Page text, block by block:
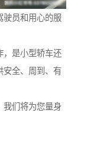
驶员和用心的服
，是小型轿车还
安全、周到、有
我们将为您量身